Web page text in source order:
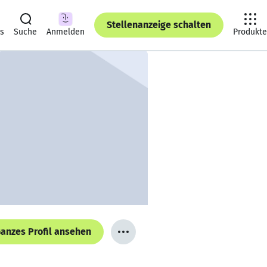
Suche Anmelden
Stellenanzeige schalten
Produkte
Profil ansehen